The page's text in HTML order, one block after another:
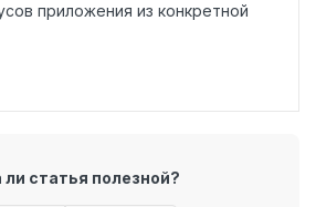
приложения из конкретной
статья полезной?